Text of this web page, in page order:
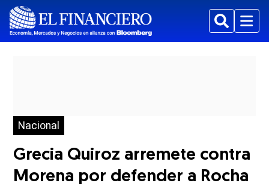
BuscarMenu
Nacional
Grecia Quiroz arremete contra
Morena por defender a Rocha